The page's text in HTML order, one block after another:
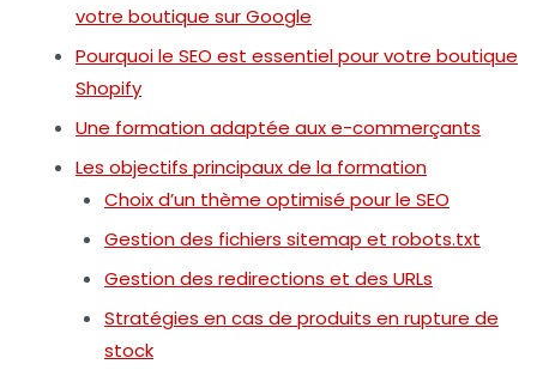
votre boutique sur Google
Pourquoi le SEO est essentiel pour votre boutique
Shopify
Une formation adaptée aux e-commerçants
Les objectifs principaux de la formation
Choix d’un thème optimisé pour le SEO
Gestion des fichiers sitemap et robots.txt
Gestion des redirections et des URLs
Stratégies en cas de produits en rupture de
stock